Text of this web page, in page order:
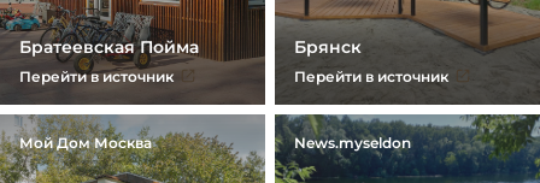
Братеевская Пойма
Перейти в источник
Брянск
Перейти в источник
Мой Дом Москва News.myseldon